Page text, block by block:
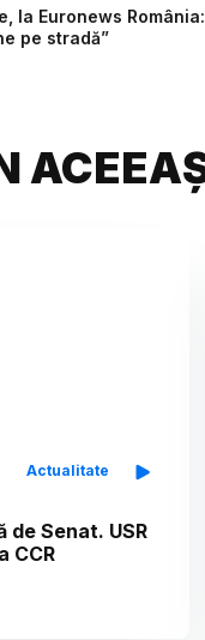
la Euronews
pe stradă”
Actualitate
Senat. USR
CCR